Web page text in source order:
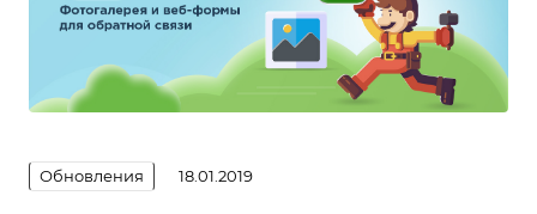
Обновления 18.01.2019